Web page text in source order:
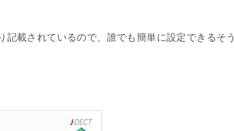
載されているので、誰でも簡単に設定できるそう